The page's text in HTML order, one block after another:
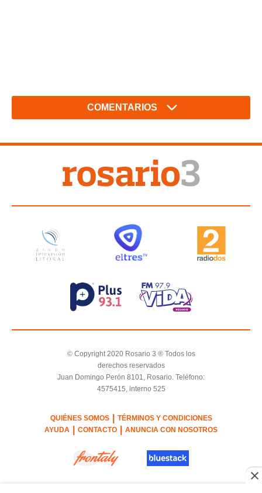
COMENTARIOS
© Copyright 2020 Rosario 3 ® Todos los
derechos reservados
Juan Domingo Perón 8101, Rosario. Teléfono:
4575415, interno 525
QUIÉNES SOMOS
TÉRMINOS Y CONDICIONES
AYUDA
CONTACTO ANUNCIA CON NOSOTROS